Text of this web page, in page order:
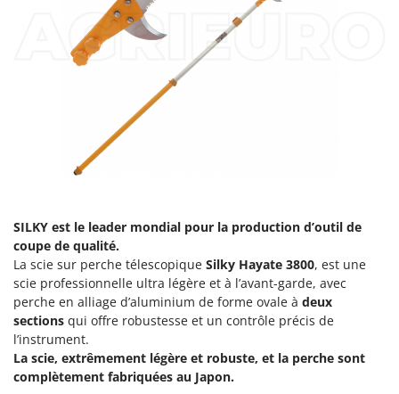
Fendeuses à bois
Filets pour la Récolte des olives
Filtres pour vin et huile
Floconneuses
Fouloirs - Égrappoirs
Fourches pour tracteur
Fours électriques
Fraises à neige
Fraises rotatives pour tracteur
Friteuses sans huile
G
Générateurs d'air chaud
Godets à terre basculants pour tracteur
Cresco
Cruccolini
Dal Degan
DCG
DeWalt
Di Martino
Diavola Pro
Diesse
Docma
Dominion
SILKY est le leader mondial pour la production d’outil de
coupe de qualité.
La scie sur perche télescopique Silky Hayate 3800, est une
scie professionnelle ultra légère et à l’avant-garde, avec
perche en alliage d’aluminium de forme ovale à deux
sections qui offre robustesse et un contrôle précis de
l’instrument.
La scie, extrêmement légère et robuste, et la perche sont
complètement fabriquées au Japon.